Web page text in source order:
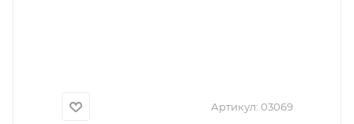
Артикул: 03069